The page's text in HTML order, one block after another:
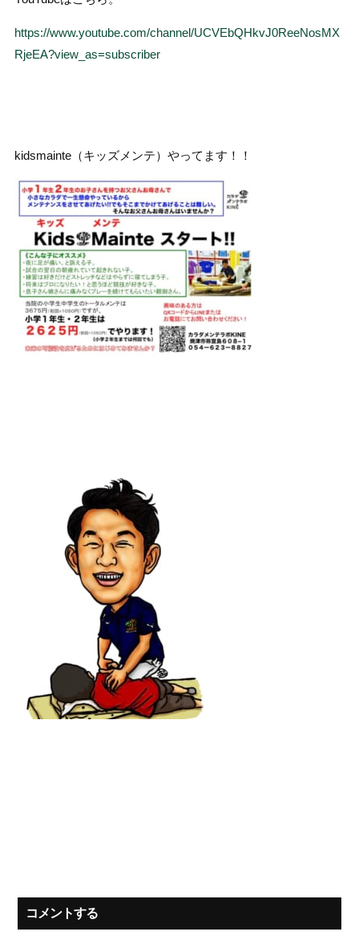
https://www.youtube.com/channel/UCVEbQHkvJ0ReeNosMX
RjeEA?view_as=subscriber
kidsmainte（キッズメンテ）やってます！！
コメントする